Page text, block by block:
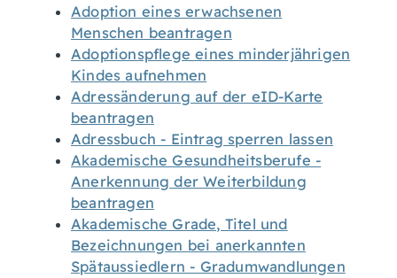
Adoption eines erwachsenen
Menschen beantragen
Adoptionspflege eines minderjährigen
Kindes aufnehmen
Adressänderung auf der eID-Karte
beantragen
Adressbuch - Eintrag sperren lassen
Akademische Gesundheitsberufe -
Anerkennung der Weiterbildung
beantragen
Akademische Grade, Titel und
Bezeichnungen bei anerkannten
Spätaussiedlern - Gradumwandlungen